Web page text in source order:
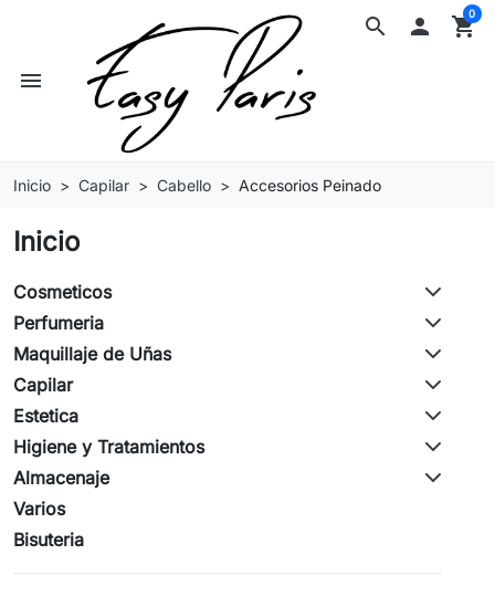
search
menu
 shopping_cart
0
Inicio Capilar Cabello Accesorios Peinado
Inicio
Cosmeticos
Perfumeria
Maquillaje de Uñas
Capilar
Estetica
Higiene y Tratamientos
Almacenaje
Varios
Bisuteria